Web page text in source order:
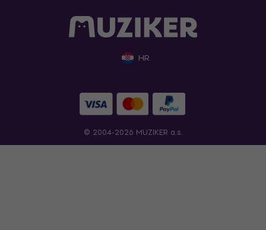
HR
© 2004-2026 MUZIKER a.s.